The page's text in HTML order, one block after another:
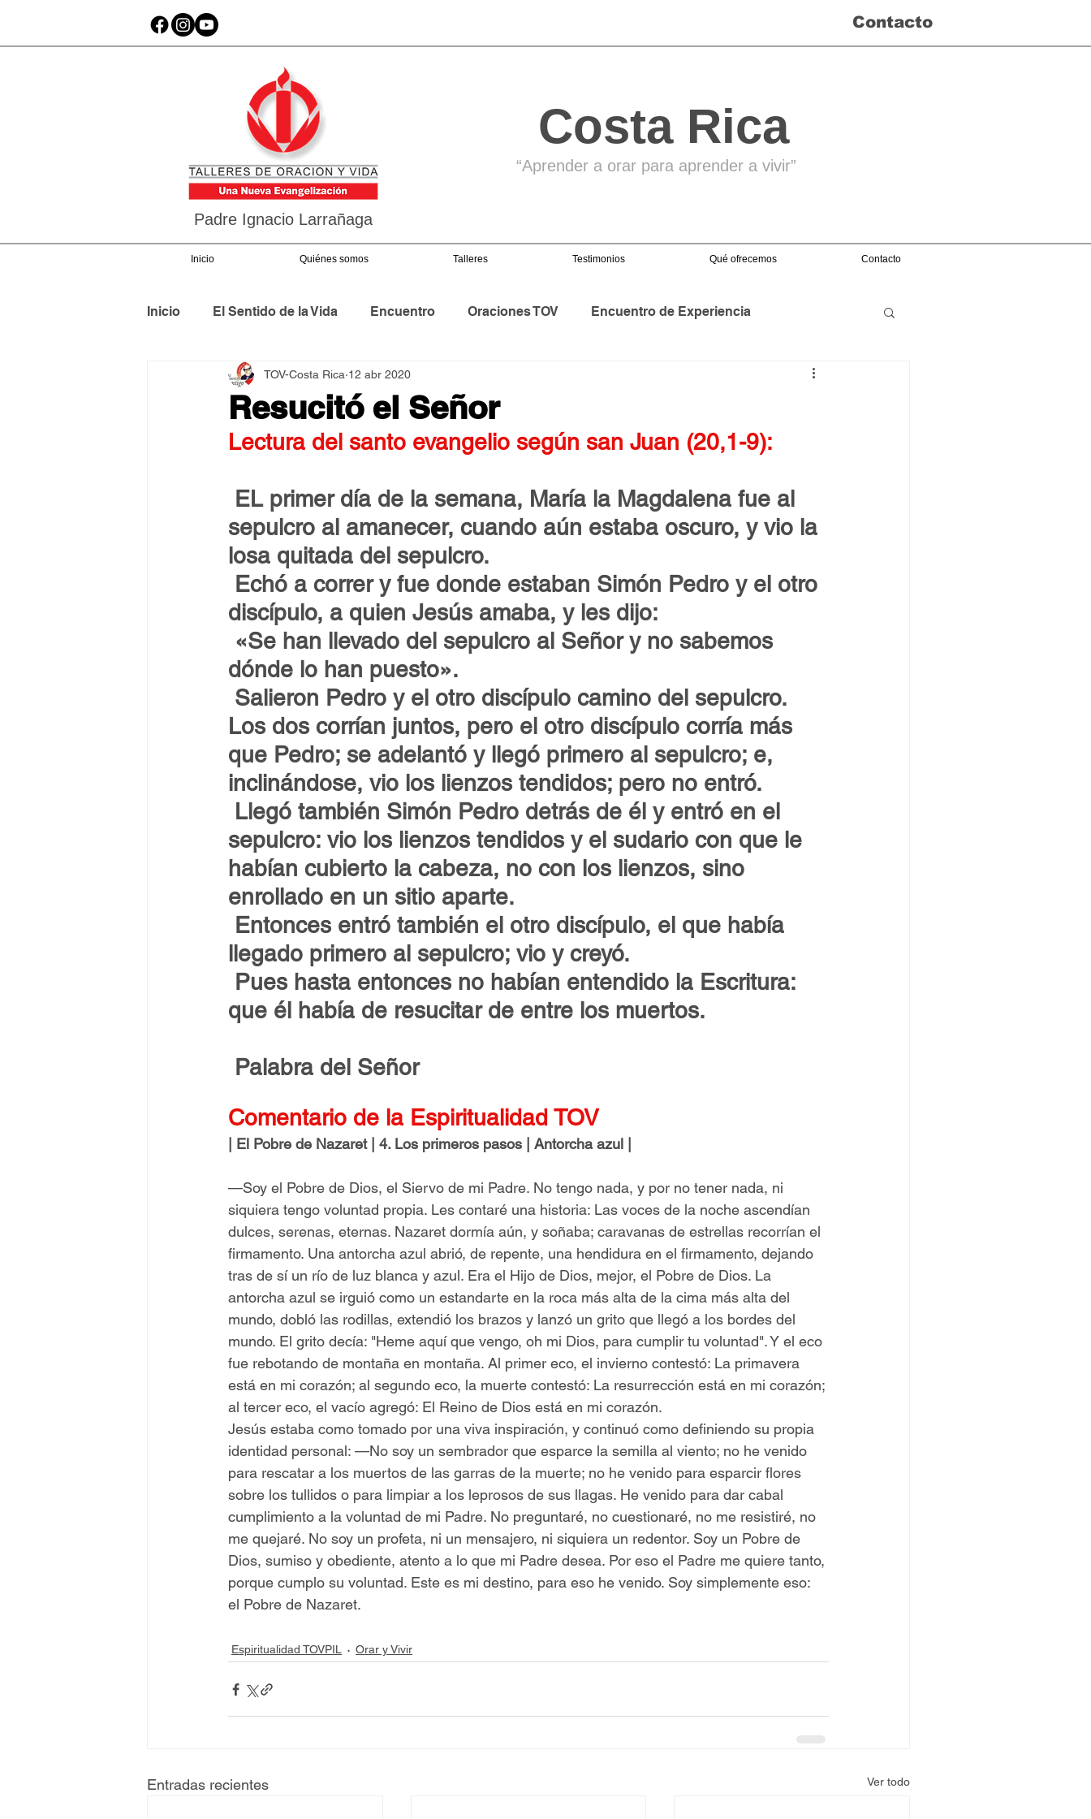
Contacto
Padre Ignacio Larrañaga
Costa Rica
“Aprender a orar para aprender a vivir”
Inicio Quiénes somos Talleres Testimonios Qué ofrecemos Contacto
Inicio El Sentido de la Vida Encuentro Oraciones TOV Encuentro de Experiencia
Asamblea Internacional 2018 Asamblea Nacional
Estilo y Vida de los Guías Jornadas Mundiales Libros Orar y Vivir Papa Francisco
Pentecostés El Arte de Ser Feliz Semillas de Paz
Resucitó el Señor
TOV-Costa Rica 12 abr 2020
Lectura del santo evangelio según san Juan (20,1-9):
EL primer día de la semana, María la Magdalena fue al
sepulcro al amanecer, cuando aún estaba oscuro, y vio la
losa quitada del sepulcro.
Echó a correr y fue donde estaban Simón Pedro y el otro
discípulo, a quien Jesús amaba, y les dijo:
«Se han llevado del sepulcro al Señor y no sabemos
dónde lo han puesto».
Salieron Pedro y el otro discípulo camino del sepulcro.
Los dos corrían juntos, pero el otro discípulo corría más
que Pedro; se adelantó y llegó primero al sepulcro; e,
inclinándose, vio los lienzos tendidos; pero no entró.
Llegó también Simón Pedro detrás de él y entró en el
sepulcro: vio los lienzos tendidos y el sudario con que le
habían cubierto la cabeza, no con los lienzos, sino
enrollado en un sitio aparte.
Entonces entró también el otro discípulo, el que había
llegado primero al sepulcro; vio y creyó.
Pues hasta entonces no habían entendido la Escritura:
que él había de resucitar de entre los muertos.
Palabra del Señor
Comentario de la Espiritualidad TOV
| El Pobre de Nazaret | 4. Los primeros pasos | Antorcha azul |
—Soy el Pobre de Dios, el Siervo de mi Padre. No tengo nada, y por no tener nada, ni
siquiera tengo voluntad propia. Les contaré una historia: Las voces de la noche ascendían
dulces, serenas, eternas. Nazaret dormía aún, y soñaba; caravanas de estrellas recorrían el
firmamento. Una antorcha azul abrió, de repente, una hendidura en el firmamento, dejando
tras de sí un río de luz blanca y azul. Era el Hijo de Dios, mejor, el Pobre de Dios. La
antorcha azul se irguió como un estandarte en la roca más alta de la cima más alta del
mundo, dobló las rodillas, extendió los brazos y lanzó un grito que llegó a los bordes del
mundo. El grito decía: "Heme aquí que vengo, oh mi Dios, para cumplir tu voluntad". Y el eco
fue rebotando de montaña en montaña. Al primer eco, el invierno contestó: La primavera
está en mi corazón; al segundo eco, la muerte contestó: La resurrección está en mi corazón;
al tercer eco, el vacío agregó: El Reino de Dios está en mi corazón.
Jesús estaba como tomado por una viva inspiración, y continuó como definiendo su propia
identidad personal: —No soy un sembrador que esparce la semilla al viento; no he venido
para rescatar a los muertos de las garras de la muerte; no he venido para esparcir flores
sobre los tullidos o para limpiar a los leprosos de sus llagas. He venido para dar cabal
cumplimiento a la voluntad de mi Padre. No preguntaré, no cuestionaré, no me resistiré, no
me quejaré. No soy un profeta, ni un mensajero, ni siquiera un redentor. Soy un Pobre de
Dios, sumiso y obediente, atento a lo que mi Padre desea. Por eso el Padre me quiere tanto,
porque cumplo su voluntad. Este es mi destino, para eso he venido. Soy simplemente eso:
el Pobre de Nazaret.
Espiritualidad TOVPIL Orar y Vivir
Entradas recientes Ver todo